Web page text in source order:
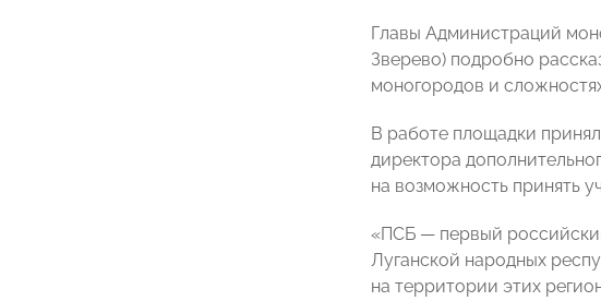
Главы Администраций
Зверево) подробно
моногородов и
В работе площадки
директора
на возможность принять
«ПСБ — первый
Луганской народных
на территории этих